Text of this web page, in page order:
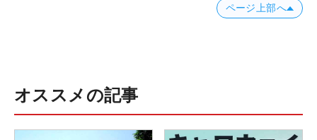
ページ上部へ
オススメの記事